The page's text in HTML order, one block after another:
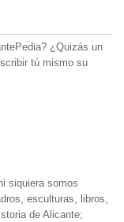
¿Quizás un
tú mismo su
siquiera somos
esculturas, libros,
de Alicante;